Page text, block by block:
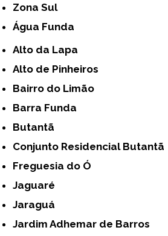
Zona Sul
Água Funda
Alto da Lapa
Alto de Pinheiros
Bairro do Limão
Barra Funda
Butantã
Conjunto Residencial Butantã
Freguesia do Ó
Jaguaré
Jaraguá
Jardim Adhemar de Barros